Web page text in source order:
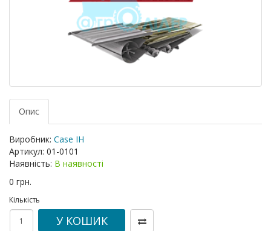
Опис
Виробник: Case IH
Артикул: 01-0101
Наявність: В наявності
0 грн.
Кількість
У КОШИК